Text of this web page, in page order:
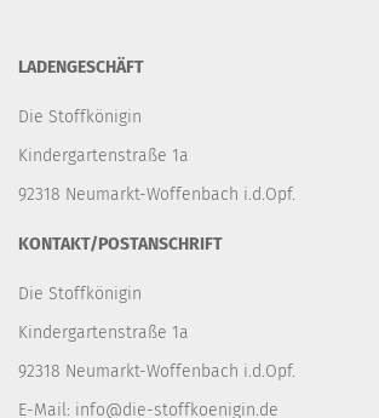
LADENGESCHÄFT
Die Stoffkönigin
Kindergartenstraße 1a
92318 Neumarkt-Woffenbach i.d.Opf.
KONTAKT/POSTANSCHRIFT
Die Stoffkönigin
Kindergartenstraße 1a
92318 Neumarkt-Woffenbach i.d.Opf.
E-Mail: info@die-stoffkoenigin.de